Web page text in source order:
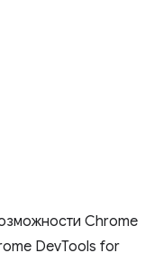
Chrome
DevTools for